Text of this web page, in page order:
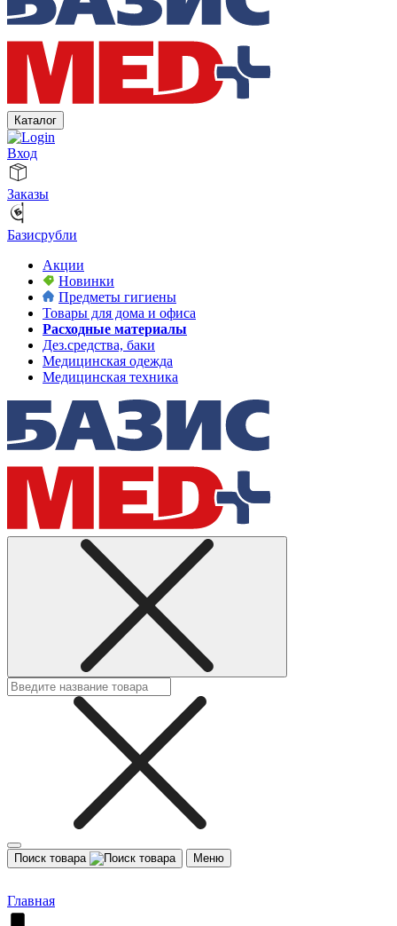
Каталог
Вход
Заказы
Базисрубли
Акции
Новинки
Предметы гигиены
Товары для дома и офиса
Расходные материалы
Дез.средства, баки
Медицинская одежда
Медицинская техника
Поиск товара Меню
Главная